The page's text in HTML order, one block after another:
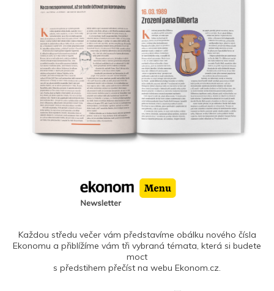
Každou středu večer vám představíme obálku nového čísla
Ekonomu a přiblížíme vám tři vybraná témata, která si budete
moct
s předstihem přečíst na webu Ekonom.cz.